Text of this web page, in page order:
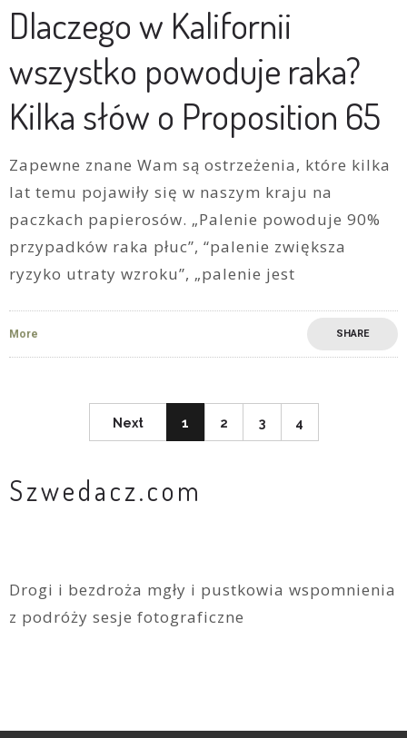
Dlaczego w Kalifornii
wszystko powoduje raka?
Kilka słów o Proposition 65
Zapewne znane Wam są ostrzeżenia, które kilka
lat temu pojawiły się w naszym kraju na
paczkach papierosów. „Palenie powoduje 90%
przypadków raka płuc”, “palenie zwiększa
ryzyko utraty wzroku”, „palenie jest
More SHARE
Next 1 2 3 4
Szwedacz.com
Drogi i bezdroża mgły i pustkowia wspomnienia
z podróży sesje fotograficzne